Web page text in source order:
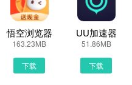
在地址栏上直接输入最新加速
然后点击搜索，我们可以看到
下载的相关信息下载网站，当
悟空浏览器
163.23MB
下载
UU加速器
51.86MB
下载